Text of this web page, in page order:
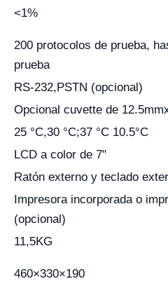
<1%
200 protocolos de prueba,
prueba
RS-232,PSTN (opcional)
Opcional cuvette de
25 °C,30 °C;37 °C 10.5°С
LCD a color de 7"
Ratón externo y teclado
Impresora incorporada o
(opcional)
11,5KG
460×330×190